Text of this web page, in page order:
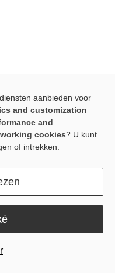
aanbieden voor
and customization
and
cookies? U kunt
of intrekken.